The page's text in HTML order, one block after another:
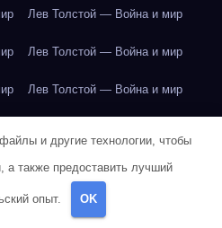
Лев Толстой — Война и мир
Лев Толстой — Война и мир
Лев Толстой — Война и мир
Лондон Лондон Лондон
Лондон Лондон
и другие технологии, чтобы
а также предоставить лучший
опыт. OK